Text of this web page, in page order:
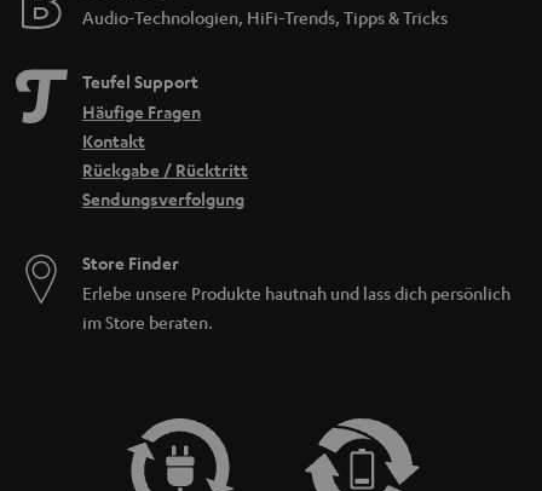
Audio-Technologien, HiFi-Trends, Tipps & Tricks
Teufel Support
Häufige Fragen
Kontakt
Rückgabe / Rücktritt
Sendungsverfolgung
Store Finder
Erlebe unsere Produkte hautnah und lass dich persönlich
im Store beraten.